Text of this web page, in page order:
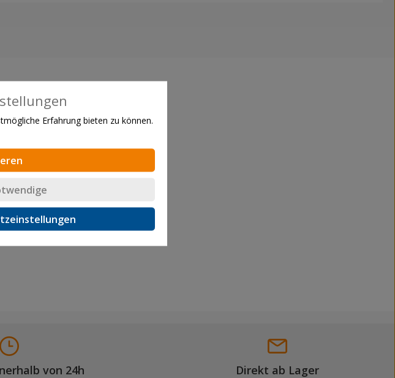
von 24h Direkt ab Lager
Erfahrung bieten zu können.